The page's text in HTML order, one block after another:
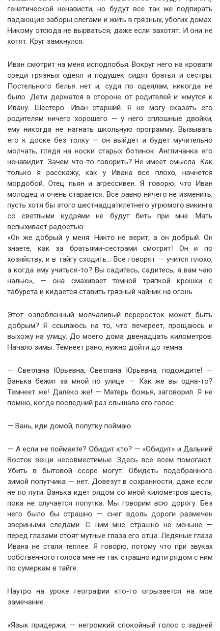
генетической ненависти, но будут все так же подпирать
падающие заборы слегами и жить в грязных, убогих домах.
Никому отсюда не вырваться, даже если захотят. И они не
хотят. Круг замкнулся.
Иван смотрит на меня исподлобья. Вокруг него на кровати
среди грязных одеял и подушек сидят братья и сестры.
Постельного белья нет и, судя по одеялам, никогда не
было. Дети держатся в стороне от родителей и жмутся к
Ивану. Шестеро. Иван старший. Я не могу сказать его
родителям ничего хорошего — у него сплошные двойки,
ему никогда не нагнать школьную программу. Вызывать
его к доске без толку — он выйдет и будет мучительно
молчать, глядя на носки старых ботинок. Англичанка его
ненавидит. Зачем что-то говорить? Не имеет смысла. Как
только я расскажу, как у Ивана все плохо, начнется
мордобой. Отец пьян и агрессивен. Я говорю, что Иван
молодец и очень старается. Все равно ничего не изменить,
пусть хотя бы этого шестнадцатилетнего угрюмого викинга
со светлыми кудрями не будут бить при мне. Мать
вспыхивает радостью:
«Он же добрый у меня. Никто не верит, а он добрый. Он
знаете, как за братьями-сестрами смотрит! Он и по
хозяйству, и в тайгу сходить… Все говорят — учится плохо,
а когда ему учиться-то? Вы садитесь, садитесь, я вам чаю
налью», — она смахивает темной тряпкой крошки с
табурета и кидается ставить грязный чайник на огонь.
Этот озлобленный молчаливый переросток может быть
добрым? Я ссылаюсь на то, что вечереет, прощаюсь и
выхожу на улицу. До моего дома двенадцать километров.
Начало зимы. Темнеет рано, нужно дойти до темна.
— Светлана Юрьевна, Светлана Юрьевна, подождите! —
Ванька бежит за мной по улице. — Как же вы одна-то?
Темнеет же! Далеко же! — Матерь божья, заговорил. Я не
помню, когда последний раз слышала его голос.
— Вань, иди домой, попутку поймаю.
— А если не поймаете? Обидит кто? — «Обидит» и Дальний
Восток вещи несовместимые. Здесь все всем помогают.
Убить в бытовой ссоре могут. Обидеть подобранного
зимой попутчика — нет. Довезут в сохранности, даже если
не по пути. Ванька идет рядом со мной километров шесть,
пока не случается попутка. Мы говорим всю дорогу. Без
него было бы страшно — снег вдоль дороги размечен
звериными следами. С ним мне страшно не меньше —
перед глазами стоят мутные глаза его отца. Ледяные глаза
Ивана не стали теплее. Я говорю, потому что при звуках
собственного голоса мне не так страшно идти рядом с ним
по сумеркам в тайге.
Наутро на уроке географии кто-то огрызается на мое
замечание.
«Язык придержи, — негромкий спокойный голос с задней